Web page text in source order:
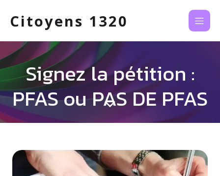
Citoyens 1320
Signez la pétition :
PFAS ou PAS DE PFAS